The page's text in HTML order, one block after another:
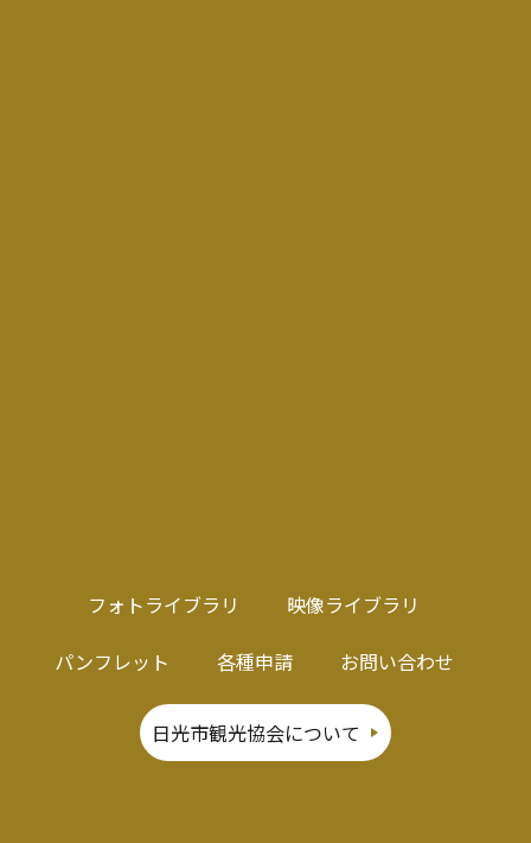
フォトライブラリ
映像ライブラリ
パンフレット
各種申請 お問い合わせ
日光市観光協会について